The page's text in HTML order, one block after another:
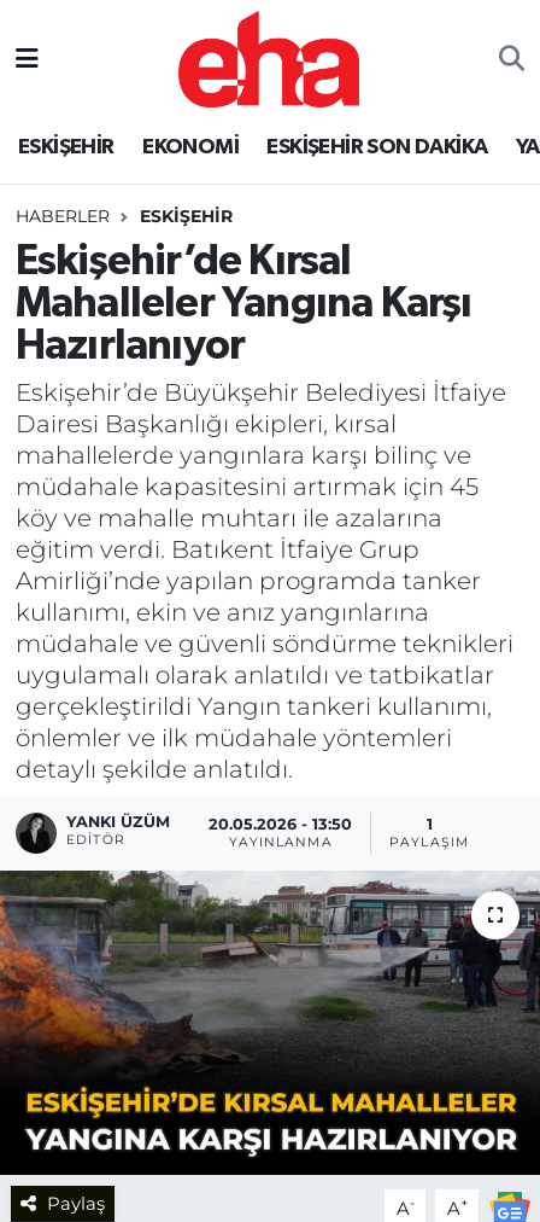
ESKİŞEHİR EKONOMİ ESKİŞEHİR SON DAKİKA
HABERLER ESKİŞEHİR
Eskişehir’de Kırsal
Mahalleler Yangına Karşı
Hazırlanıyor
Eskişehir’de Büyükşehir Belediyesi İtfaiye
Dairesi Başkanlığı ekipleri, kırsal
mahallelerde yangınlara karşı bilinç ve
müdahale kapasitesini artırmak için 45
köy ve mahalle muhtarı ile azalarına
eğitim verdi. Batıkent İtfaiye Grup
Amirliği’nde yapılan programda tanker
kullanımı, ekin ve anız yangınlarına
müdahale ve güvenli söndürme teknikleri
uygulamalı olarak anlatıldı ve tatbikatlar
gerçekleştirildi Yangın tankeri kullanımı,
önlemler ve ilk müdahale yöntemleri
detaylı şekilde anlatıldı.
YANKI ÜZÜM
EDITÖR
20.05.2026 - 13:50
YAYINLANMA
1
PAYLAŞIM
Paylaş A- A+